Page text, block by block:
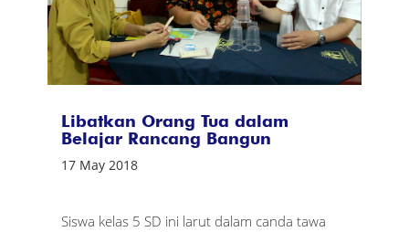
Libatkan Orang Tua dalam
Belajar Rancang Bangun
17 May 2018
Siswa kelas 5 SD ini larut dalam canda tawa